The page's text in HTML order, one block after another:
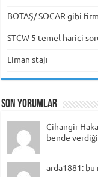
BOTAŞ/ SOCAR gibi
STCW 5 temel harici
Liman stajı
Son Yorumlar
Cihangir
bende
arda1881: bu